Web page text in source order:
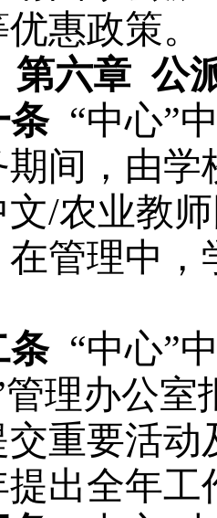
惠政策。
第六章 公
条 “中心”
间，由学
/农业教
管理中，
条 “中心”
管理办公室
重要活
出全年